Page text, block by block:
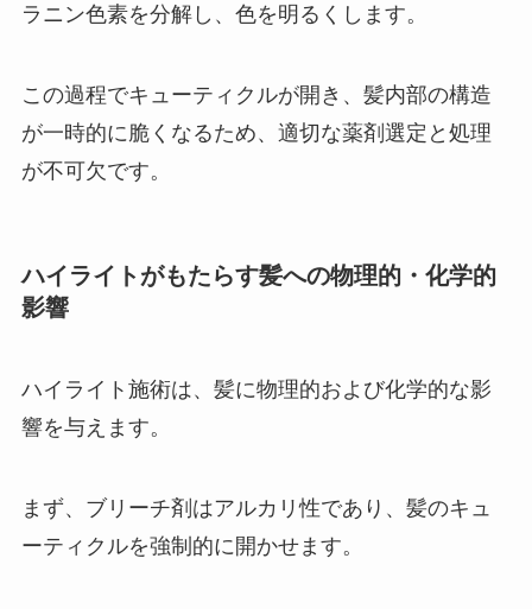
ラニン色素を分解し、色を明るくします。
この過程でキューティクルが開き、髪内部の構造
が一時的に脆くなるため、適切な薬剤選定と処理
が不可欠です。
ハイライトがもたらす髪への物理的・化学的
影響
ハイライト施術は、髪に物理的および化学的な影
響を与えます。
まず、ブリーチ剤はアルカリ性であり、髪のキュ
ーティクルを強制的に開かせます。